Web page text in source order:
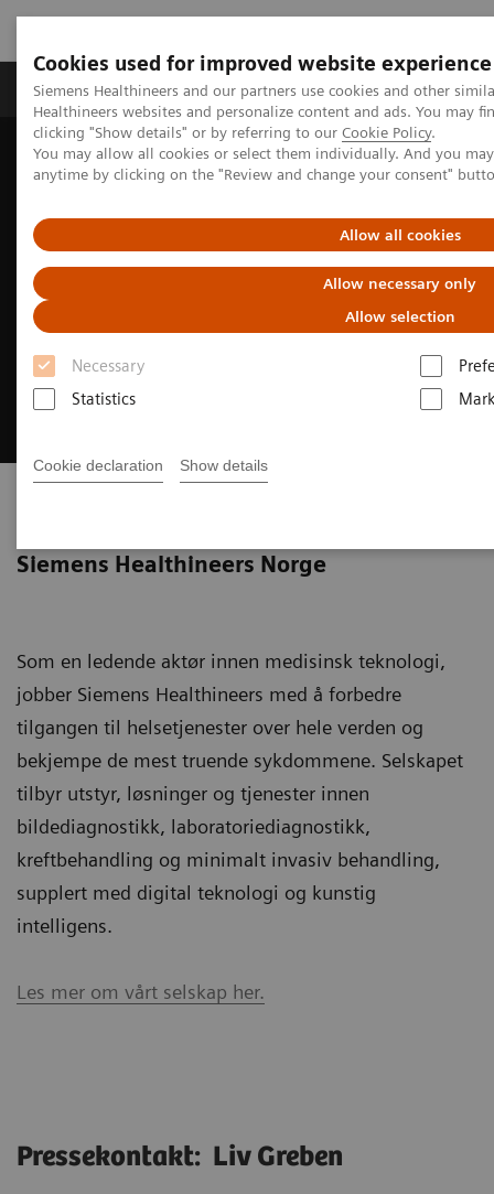
Cookies used for improved website experience
Siemens Healthineers and our partners use cookies and other
Healthineers websites and personalize content and ads. You may
clicking "Show details" or by referring to our Cookie Policy.
You may allow all cookies or select them individually. And you
anytime by clicking on the "Review and change your consent"
Allow all cookies
Allow necessary only
Allow selection
Necessary
Statistics
Cookie declaration Show details
Produkter og løsninger Support og
Hjem Om Siemens Healthineers Presse
Siemens Healthineers Norge
Som en ledende aktør innen medisinsk teknologi,
jobber Siemens Healthineers med å forbedre
tilgangen til helsetjenester over hele verden og
bekjempe de mest truende sykdommene. Selskapet
tilbyr utstyr, løsninger og tjenester innen
bildediagnostikk, laboratoriediagnostikk,
kreftbehandling og minimalt invasiv behandling,
supplert med digital teknologi og kunstig
intelligens.
Les mer om vårt selskap her.
Pressekontakt: Liv Greben